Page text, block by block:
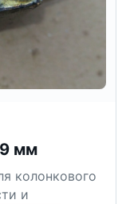
мм
колонкового
и